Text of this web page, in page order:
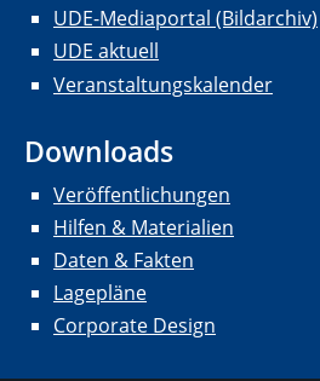
UDE-Mediaportal (Bildarchiv)
UDE aktuell
Veranstaltungskalender
Downloads
Veröffentlichungen
Hilfen & Materialien
Daten & Fakten
Lagepläne
Corporate Design